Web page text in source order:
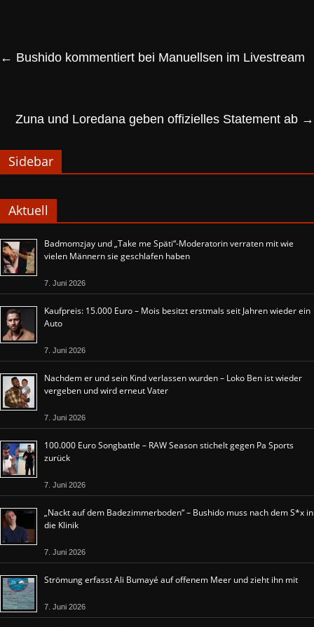
← Bushido kommentiert bei Manuellsen im Livestream
Zuna und Loredana geben offizielles Statement ab →
Sidebar
Aktuell
Badmomzjay und „Take me Späti“-Moderatorin verraten mit wie
vielen Männern sie geschlafen haben
7. Juni 2026
Kaufpreis: 15.000 Euro – Mois besitzt erstmals seit Jahren wieder ein
Auto
7. Juni 2026
Nachdem er und sein Kind verlassen wurden – Loko Ben ist wieder
vergeben und wird erneut Vater
7. Juni 2026
100.000 Euro Songbattle – RAW Season stichelt gegen Pa Sports
zurück
7. Juni 2026
„Nackt auf dem Badezimmerboden“ – Bushido muss nach dem S*x in
die Klinik
7. Juni 2026
Strömung erfasst Ali Bumayé auf offenem Meer und zieht ihn mit
7. Juni 2026